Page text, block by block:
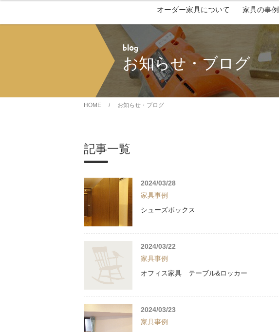
オーダー家具について 家具の事例
blog
お知らせ・ブログ
HOME / お知らせ・ブログ
記事一覧
2024/03/28
家具事例
シューズボックス
2024/03/22
家具事例
オフィス家具 テーブル&ロッカー
2024/03/23
家具事例